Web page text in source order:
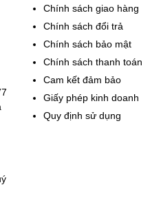
Chính sách giao hàng
Chính sách đổi trả
Chính sách bảo mật
Chính sách thanh toán
Cam kết đảm bảo
Giấy phép kinh doanh
Quy định sử dụng